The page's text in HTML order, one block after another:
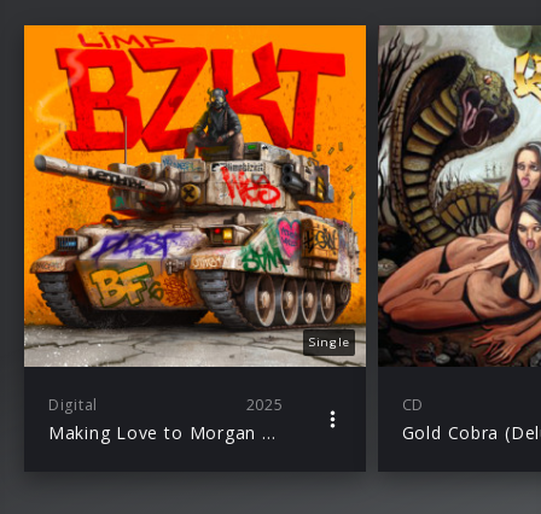
Single
Digital 2025
Making Love to Morgan Wallen
CD
Gold Cobra